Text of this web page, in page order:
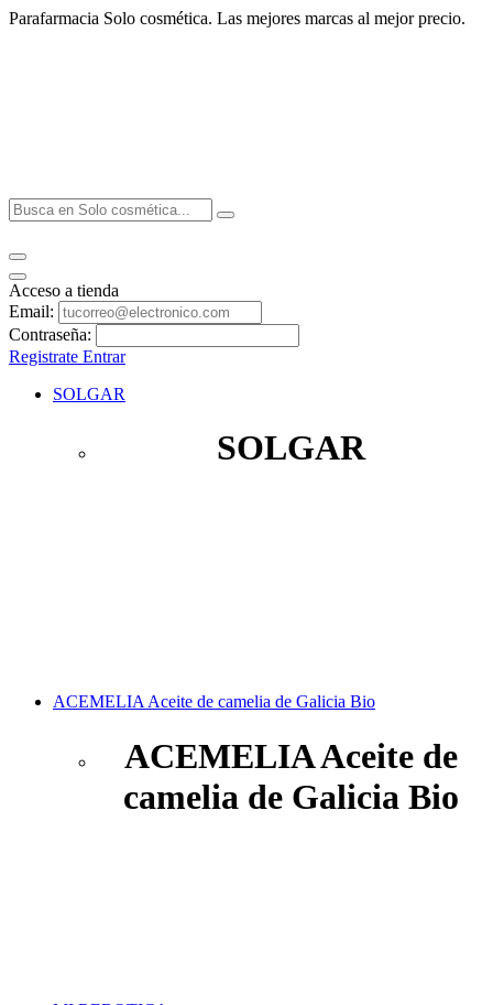
Parafarmacia Solo cosmética. Las mejores marcas al mejor precio.
Acceso a tienda
Email:
Contraseña:
Registrate Entrar
SOLGAR
SOLGAR
ACEMELIA Aceite de camelia de Galicia Bio
ACEMELIA Aceite de
camelia de Galicia Bio